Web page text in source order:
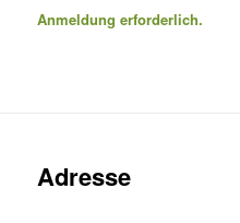
Anmeldung erforderlich.
Adresse